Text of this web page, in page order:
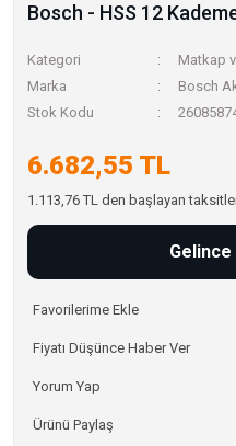
Bosch - HSS 12
Kategori
Matkap
Marka
Bosch
Stok Kodu
6.682,55 TL
1.113,76 TL den başlayan
Fiyatı Düşünce Haber Ver
Yorum Yap
Ürünü Paylaş